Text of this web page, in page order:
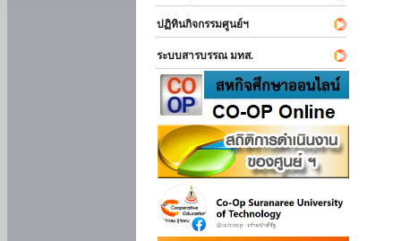
ปฏิทินกิจกรรมศูนย์ฯ
ระบบสารบรรณ มทส.